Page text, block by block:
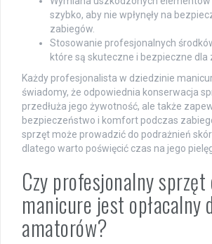
szybko, aby nie wpłynęły na
zabiegów.
Stosowanie profesjonalnych
które są skuteczne i bezpieczne dla
Każdy profesjonalista w dziedzinie
świadomy, że odpowiednia konserwacja
przedłuża jego żywotność, ale także
bezpieczeństwo i komfort podczas
sprzęt może prowadzić do podrażnień
dlatego warto poświęcić czas na jego
Czy profesjonalny sprzęt
manicure jest opłacalny
amatorów?